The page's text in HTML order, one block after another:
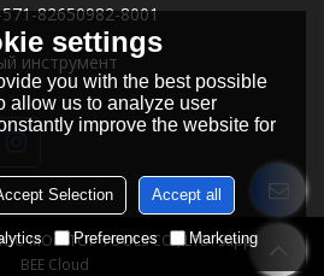
82650982-8001
инструмент
MORETOP TOOLS CO., LTD.Support By
BEE Cloud
settings
you with the best possible
allow us to analyze user
improve the website for
Selection Accept all
Preferences Marketing